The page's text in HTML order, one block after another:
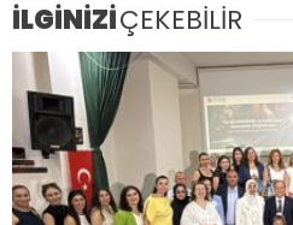
İLGİNİZİÇEKEBİLİR